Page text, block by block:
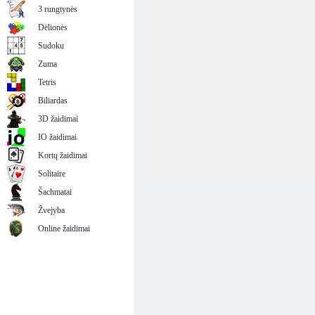
3 rungtynės
Dėlionės
Sudoku
Zuma
Tetris
Biliardas
3D žaidimai
IO žaidimai
Kortų žaidimai
Solitaire
Šachmatai
Žvejyba
Online žaidimai